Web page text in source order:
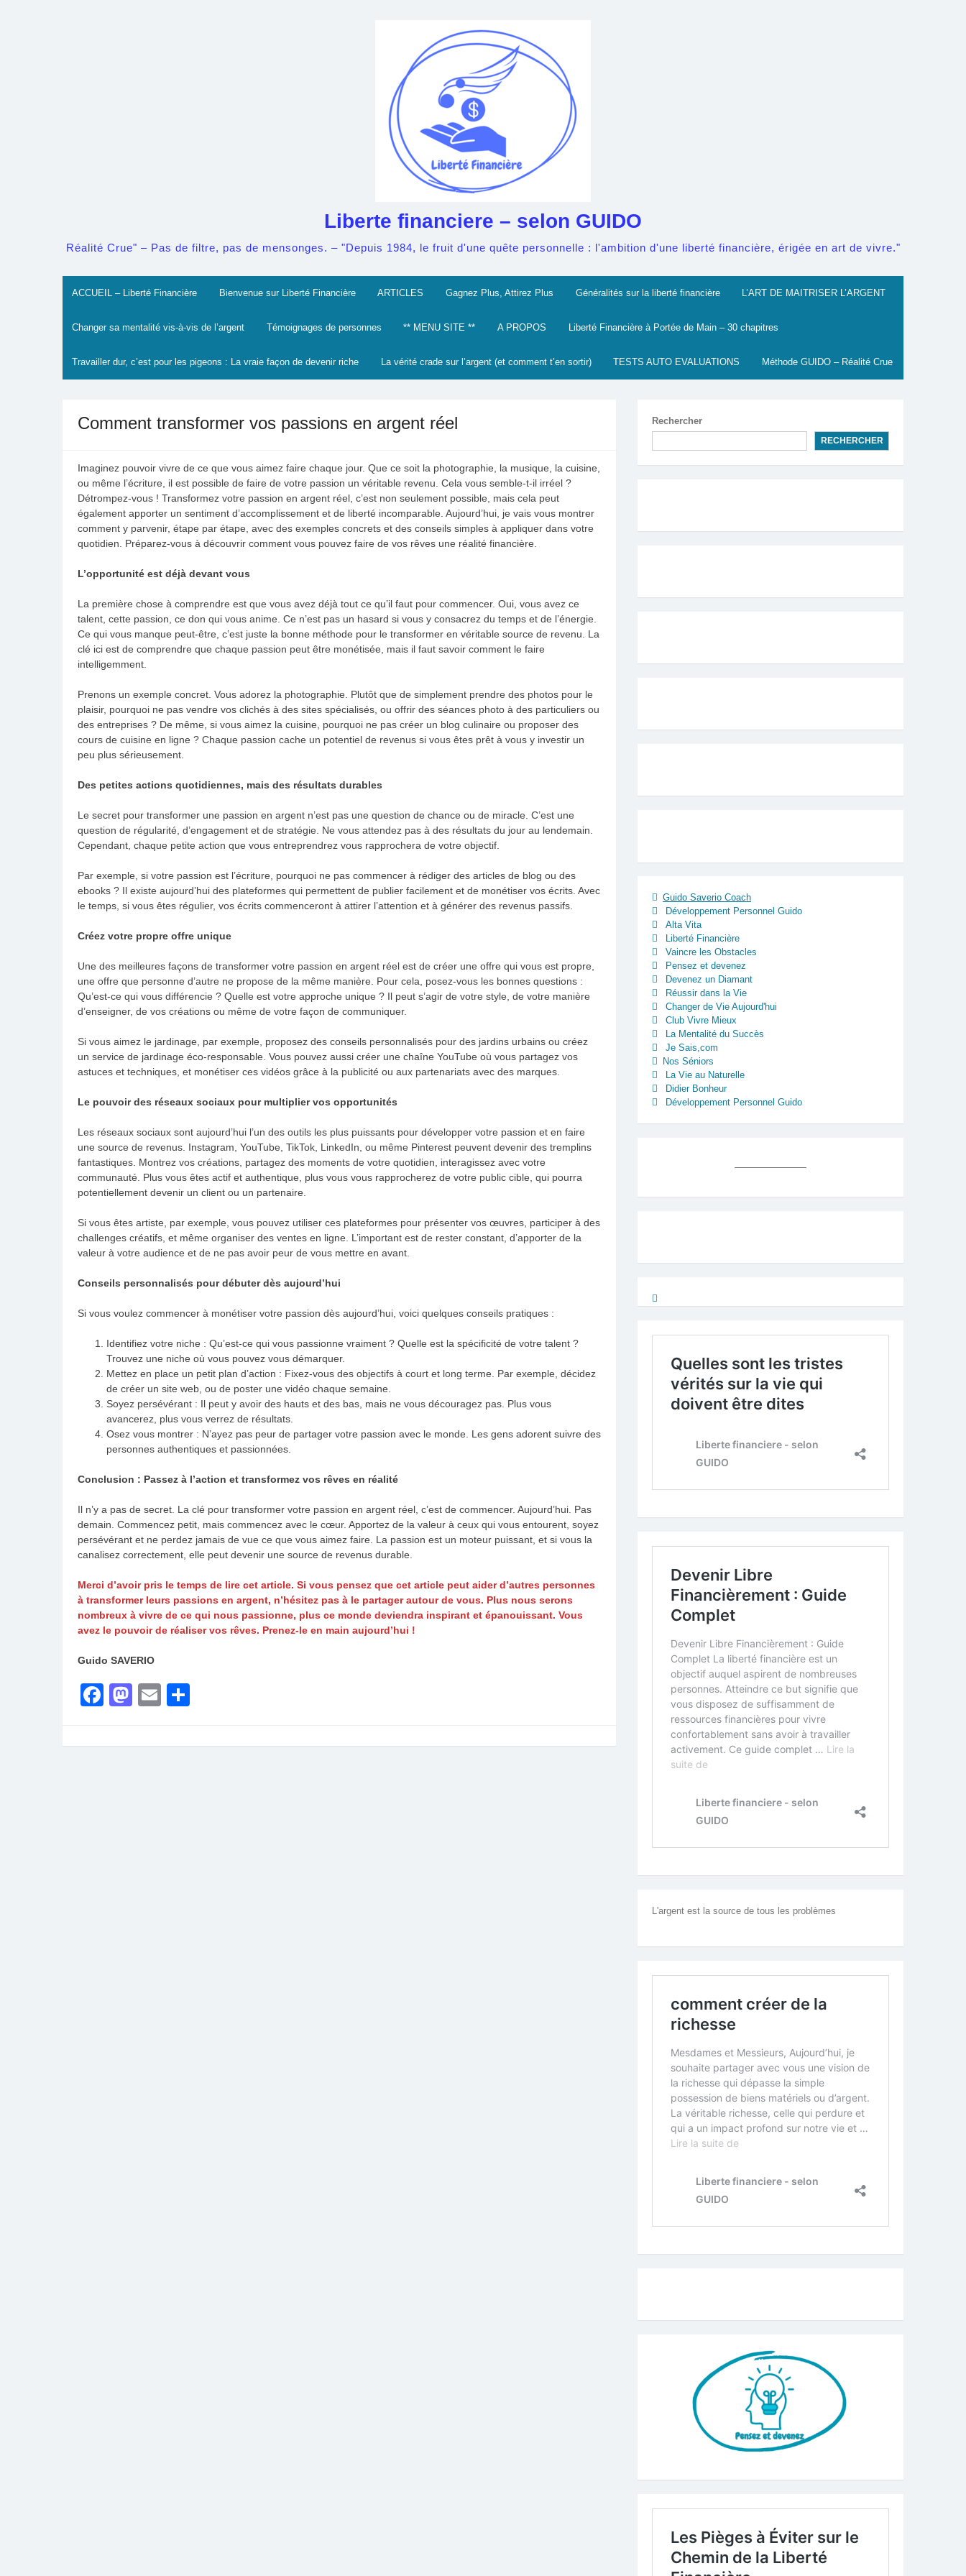
Liberte financiere – selon GUIDO
Réalité Crue" – Pas de filtre, pas de mensonges. – "Depuis 1984, le fruit d'une quête personnelle : l'ambition d'une liberté financière, érigée en art de vivre."
ACCUEIL – Liberté Financière Bienvenue sur Liberté Financière ARTICLES Gagnez Plus, Attirez Plus Généralités sur la liberté financière L’ART DE MAITRISER L’ARGENT
Changer sa mentalité vis-à-vis de l’argent Témoignages de personnes ** MENU SITE ** A PROPOS Liberté Financière à Portée de Main – 30 chapitres
Travailler dur, c’est pour les pigeons : La vraie façon de devenir riche La vérité crade sur l’argent (et comment t’en sortir) TESTS AUTO EVALUATIONS Méthode GUIDO – Réalité Crue
Comment transformer vos passions en argent réel
Imaginez pouvoir vivre de ce que vous aimez faire chaque jour. Que ce soit la photographie, la musique, la cuisine,
ou même l’écriture, il est possible de faire de votre passion un véritable revenu. Cela vous semble-t-il irréel ?
Détrompez-vous ! Transformez votre passion en argent réel, c’est non seulement possible, mais cela peut
également apporter un sentiment d’accomplissement et de liberté incomparable. Aujourd’hui, je vais vous montrer
comment y parvenir, étape par étape, avec des exemples concrets et des conseils simples à appliquer dans votre
quotidien. Préparez-vous à découvrir comment vous pouvez faire de vos rêves une réalité financière.
L’opportunité est déjà devant vous
La première chose à comprendre est que vous avez déjà tout ce qu’il faut pour commencer. Oui, vous avez ce
talent, cette passion, ce don qui vous anime. Ce n’est pas un hasard si vous y consacrez du temps et de l’énergie.
Ce qui vous manque peut-être, c’est juste la bonne méthode pour le transformer en véritable source de revenu. La
clé ici est de comprendre que chaque passion peut être monétisée, mais il faut savoir comment le faire
intelligemment.
Prenons un exemple concret. Vous adorez la photographie. Plutôt que de simplement prendre des photos pour le
plaisir, pourquoi ne pas vendre vos clichés à des sites spécialisés, ou offrir des séances photo à des particuliers ou
des entreprises ? De même, si vous aimez la cuisine, pourquoi ne pas créer un blog culinaire ou proposer des
cours de cuisine en ligne ? Chaque passion cache un potentiel de revenus si vous êtes prêt à vous y investir un
peu plus sérieusement.
Des petites actions quotidiennes, mais des résultats durables
Le secret pour transformer une passion en argent n’est pas une question de chance ou de miracle. C’est une
question de régularité, d’engagement et de stratégie. Ne vous attendez pas à des résultats du jour au lendemain.
Cependant, chaque petite action que vous entreprendrez vous rapprochera de votre objectif.
Par exemple, si votre passion est l’écriture, pourquoi ne pas commencer à rédiger des articles de blog ou des
ebooks ? Il existe aujourd’hui des plateformes qui permettent de publier facilement et de monétiser vos écrits. Avec
le temps, si vous êtes régulier, vos écrits commenceront à attirer l’attention et à générer des revenus passifs.
Créez votre propre offre unique
Une des meilleures façons de transformer votre passion en argent réel est de créer une offre qui vous est propre,
une offre que personne d’autre ne propose de la même manière. Pour cela, posez-vous les bonnes questions :
Qu’est-ce qui vous différencie ? Quelle est votre approche unique ? Il peut s’agir de votre style, de votre manière
d’enseigner, de vos créations ou même de votre façon de communiquer.
Si vous aimez le jardinage, par exemple, proposez des conseils personnalisés pour des jardins urbains ou créez
un service de jardinage éco-responsable. Vous pouvez aussi créer une chaîne YouTube où vous partagez vos
astuces et techniques, et monétiser ces vidéos grâce à la publicité ou aux partenariats avec des marques.
Le pouvoir des réseaux sociaux pour multiplier vos opportunités
Les réseaux sociaux sont aujourd’hui l’un des outils les plus puissants pour développer votre passion et en faire
une source de revenus. Instagram, YouTube, TikTok, LinkedIn, ou même Pinterest peuvent devenir des tremplins
fantastiques. Montrez vos créations, partagez des moments de votre quotidien, interagissez avec votre
communauté. Plus vous êtes actif et authentique, plus vous vous rapprocherez de votre public cible, qui pourra
potentiellement devenir un client ou un partenaire.
Si vous êtes artiste, par exemple, vous pouvez utiliser ces plateformes pour présenter vos œuvres, participer à des
challenges créatifs, et même organiser des ventes en ligne. L’important est de rester constant, d’apporter de la
valeur à votre audience et de ne pas avoir peur de vous mettre en avant.
Conseils personnalisés pour débuter dès aujourd’hui
Si vous voulez commencer à monétiser votre passion dès aujourd’hui, voici quelques conseils pratiques :
Identifiez votre niche : Qu’est-ce qui vous passionne vraiment ? Quelle est la spécificité de votre talent ?
Trouvez une niche où vous pouvez vous démarquer.
Mettez en place un petit plan d’action : Fixez-vous des objectifs à court et long terme. Par exemple, décidez
de créer un site web, ou de poster une vidéo chaque semaine.
Soyez persévérant : Il peut y avoir des hauts et des bas, mais ne vous découragez pas. Plus vous
avancerez, plus vous verrez de résultats.
Osez vous montrer : N’ayez pas peur de partager votre passion avec le monde. Les gens adorent suivre des
personnes authentiques et passionnées.
Conclusion : Passez à l’action et transformez vos rêves en réalité
Il n’y a pas de secret. La clé pour transformer votre passion en argent réel, c’est de commencer. Aujourd’hui. Pas
demain. Commencez petit, mais commencez avec le cœur. Apportez de la valeur à ceux qui vous entourent, soyez
persévérant et ne perdez jamais de vue ce que vous aimez faire. La passion est un moteur puissant, et si vous la
canalisez correctement, elle peut devenir une source de revenus durable.
Merci d’avoir pris le temps de lire cet article. Si vous pensez que cet article peut aider d’autres personnes
à transformer leurs passions en argent, n’hésitez pas à le partager autour de vous. Plus nous serons
nombreux à vivre de ce qui nous passionne, plus ce monde deviendra inspirant et épanouissant. Vous
avez le pouvoir de réaliser vos rêves. Prenez-le en main aujourd’hui !
Guido SAVERIO
Facebook
Mastodon
Email
Rechercher
RECHERCHER
Guido Saverio Coach
Développement Personnel Guido
Alta Vita
Liberté Financière
Vaincre les Obstacles
Pensez et devenez
Devenez un Diamant
Réussir dans la Vie
Changer de Vie Aujourd'hui
Club Vivre Mieux
La Mentalité du Succès
Je Sais,com
Nos Séniors
La Vie au Naturelle
Didier Bonheur
Développement Personnel Guido
L'argent est la source de tous les problèmes